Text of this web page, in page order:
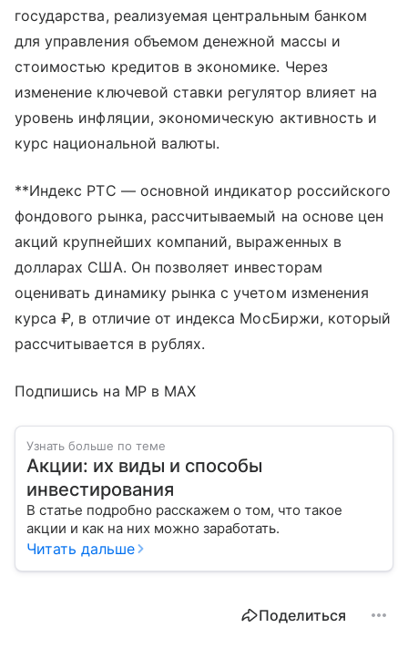
государства, реализуемая центральным банком
для управления объемом денежной массы и
стоимостью кредитов в экономике. Через
изменение ключевой ставки регулятор влияет на
уровень инфляции, экономическую активность и
курс национальной валюты.
**Индекс РТС — основной индикатор российского
фондового рынка, рассчитываемый на основе цен
акций крупнейших компаний, выраженных в
долларах США. Он позволяет инвесторам
оценивать динамику рынка с учетом изменения
курса ₽, в отличие от индекса МосБиржи, который
рассчитывается в рублях.
Подпишись на MP в MAX
Узнать больше по теме
Акции: их виды и способы
инвестирования
В статье подробно расскажем о том, что такое
акции и как на них можно заработать.
Читать дальше
Поделиться